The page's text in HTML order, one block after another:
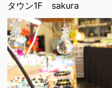
タウン1F sakura